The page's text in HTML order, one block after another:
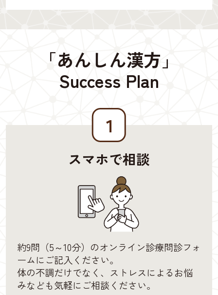
「あんしん漢方」
Success Plan
１
スマホで相談
約9問（5～10分）のオンライン診療問診フォ
ームにご記入ください。
体の不調だけでなく、ストレスによるお悩
みなども気軽にご相談ください。